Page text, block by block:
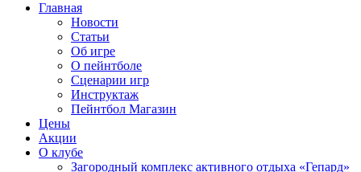
Главная
Новости
Статьи
Об игре
О пейнтболе
Сценарии игр
Инструктаж
Пейнтбол Магазин
Цены
Акции
О клубе
Загородный комплекс активного отдыха «Гепард»